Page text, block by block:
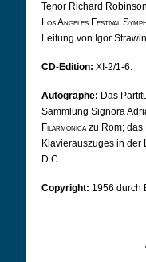
Tenor Richard
Los Angeles Festival
Leitung von Igor
CD-Edition: XI-2/1-6.
Autographe: Das
Sammlung Signora
Filarmonicazu Rom; das
Klavierauszuges in der
D.C.
Copyright: 1956 durch